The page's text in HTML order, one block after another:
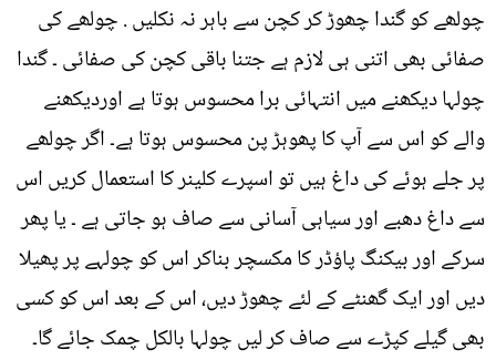
چولھے کو گندا چھوڑ کر کچن سے باہر نہ نکلیں . چولھے کی
صفائی بھی اتنی ہی لازم ہے جتنا باقی کچن کی صفائی ۔ گندا
چولہا دیکھنے میں انتہائی برا محسوس ہوتا ہے اوردیکھنے
والے کو اس سے آپ کا پھوہڑ پن محسوس ہوتا ہے۔ اگر چولھے
پر جلے ہوئے کی داغ ہیں تو اسپرے کلینر کا استعمال کریں اس
سے داغ دھبے اور سیاہی آسانی سے صاف ہو جاتی ہے ۔ یا پھر
سرکے اور بیکنگ پاؤڈر کا مکسچر بناکر اس کو چولہے پر پھیلا
دیں اور ایک گھنٹے کے لئے چھوڑ دیں، اس کے بعد اس کو کسی
بھی گیلے کپڑے سے صاف کر لیں چولہا بالکل چمک جائے گا۔